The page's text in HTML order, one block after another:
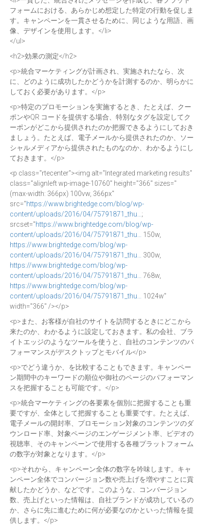
フォームにおける、あらかじめ想定した特定の行動を促しま
す。キャンペーンを一貫させるために、同じような用語、画
像、デザインを使用します。</li>
</ul>
<h2>効果の測定</h2>
<p>統合マーケティングが計画され、実施されたなら、次
に、どのように成功したかどうかを計測するのか、明らかに
しておく必要があります。</p>
<p>特定のプロモーションを実施するとき、たとえば、クー
ポンやQR コードを提供する場合、特別なタグを設定してク
ーポンがどこから提供されたのか把握できるようにしておき
ましょう。たとえば、電子メールから提供されたのか、ソー
シャルメディアから提供されたものなのか、わかるようにし
ておきます。</p>
<p class="rtecenter"><img alt="Integrated marketing results"
class="alignleft wp-image-10760" height="366" sizes="
(max-width: 366px) 100vw, 366px"
src="https://www.brightedge.com/blog/wp-
content/uploads/2016/04/75791871_thu… ;
srcset="https://www.brightedge.com/blog/wp-
content/uploads/2016/04/75791871_thu…
150w,
https://www.brightedge.com/blog/wp-
content/uploads/2016/04/75791871_thu…
300w,
https://www.brightedge.com/blog/wp-
content/uploads/2016/04/75791871_thu…
768w,
https://www.brightedge.com/blog/wp-
content/uploads/2016/04/75791871_thu…
1024w"
width="366" /></p>
<p>また、お客様が自社のサイトを訪問するときにどこから
来たのか、わかるように設定しておきます。私の会社、ブラ
イトエッジのようなツールを使うと、自社のコンテンツのパ
フォーマンスがデスクトップとモバイル</p>
<p>でどう違うか、を比較することもできます。キャンペー
ン期間中のキーワードの順位や御社のページのパフォーマン
スを把握することも可能です。</p>
<p>統合マーケティングの各要素を個別に把握することも重
要ですが、全体として把握することも重要です。たとえば、
電子メールの開封率、プロモーション対象のコンテンツのダ
ウンロード率、対象ページのエンゲージメント率、ビデオの
視聴率、そのキャンペーンで使用する各種プラットフォーム
の数字が対象となります。</p>
<p>それから、キャンペーン全体の数字を吟味します。キャ
ンペーン全体でコンバージョン数や売上げを増やすことに貢
献したかどうか、などです。このような、コンバージョン
数、売上げといった情報は、自社ブランドが成功しているの
か、さらに先に進むために何が必要なのかといった情報を提
供します。</p>